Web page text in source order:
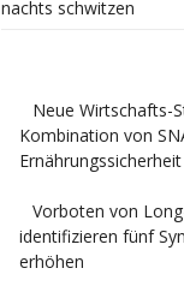
nachts schwitzen
Neue Wirtschafts-
Kombination von
Ernährungssicherheit
Vorboten von
identifizieren fünf
erhöhen